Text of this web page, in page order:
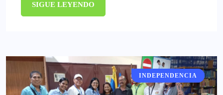
SIGUE LEYENDO
EDUCACIÓN
INDEPENDENCIA